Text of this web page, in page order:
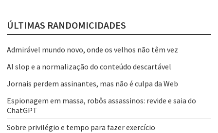
ÚLTIMAS RANDOMICIDADES
Admirável mundo novo, onde os velhos não têm vez
AI slop e a normalização do conteúdo descartável
Jornais perdem assinantes, mas não é culpa da Web
Espionagem em massa, robôs assassinos: revide e saia do
ChatGPT
Sobre privilégio e tempo para fazer exercício